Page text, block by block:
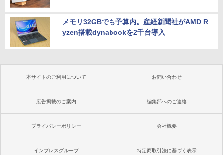
メモリ32GBでも予算内。産経新聞社がAMD R
yzen搭載dynabookを2千台導入
本サイトのご利用について お問い合わせ
広告掲載のご案内 編集部へのご連絡
プライバシーポリシー 会社概要
インプレスグループ 特定商取引法に基づく表示